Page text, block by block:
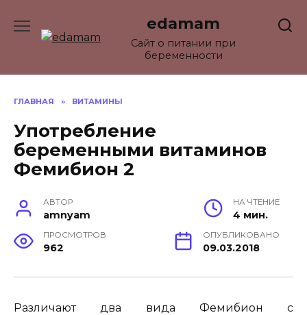
содержанию
edamam
Сайт о питании при
беременности
ГЛАВНАЯ » ВИТАМИНЫ
Употребление
беременными витаминов
Фемибион 2
АВТОР
amnyam
НА ЧТЕНИЕ
4 мин.
ПРОСМОТРОВ
962
ОПУБЛИКОВАНО
09.03.2018
Различают два вида Фемибион с